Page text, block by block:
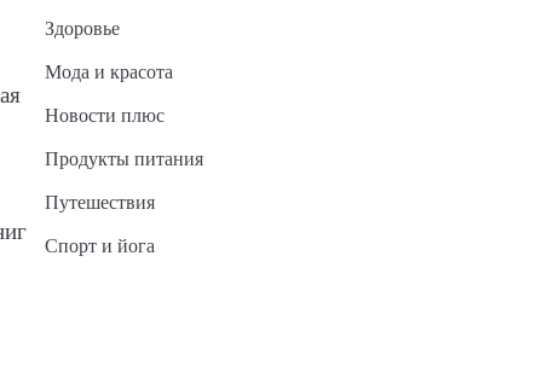
Здоровье
Мода и красота
Новости плюс
Продукты питания
Путешествия
Спорт и йога